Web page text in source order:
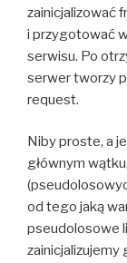
zainicjalizować
i przygotować
serwisu. Po
serwer tworzy
request.
Niby proste, a
głównym
od tego jaką
pseudolosowe